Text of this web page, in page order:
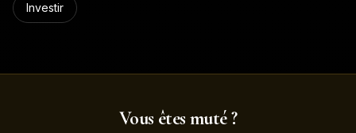
Investir
Vous êtes muté ?